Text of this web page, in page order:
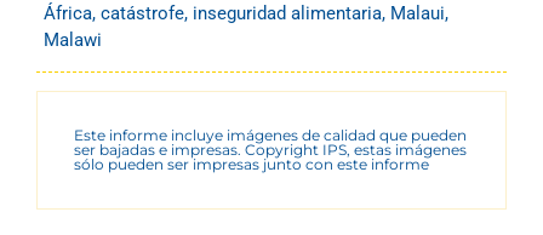
África, catástrofe, inseguridad alimentaria, Malaui,
Malawi
Este informe incluye imágenes de calidad que pueden
ser bajadas e impresas. Copyright IPS, estas imágenes
sólo pueden ser impresas junto con este informe